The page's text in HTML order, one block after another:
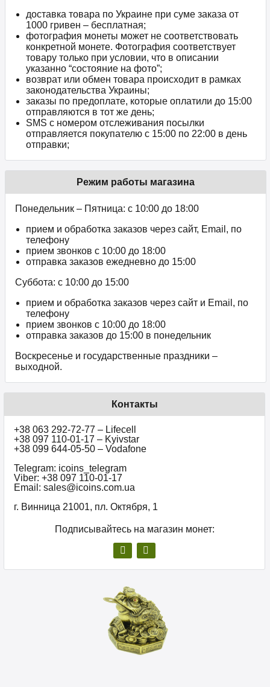
доставка товара по Украине при суме заказа от
1000 гривен – бесплатная;
фотография монеты может не соответствовать
конкретной монете. Фотография соответствует
товару только при условии, что в описании
указанно “состояние на фото”;
возврат или обмен товара происходит в рамках
законодательства Украины;
заказы по предоплате, которые оплатили до 15:00
отправляются в тот же день;
SMS с номером отслеживания посылки
отправляется покупателю с 15:00 по 22:00 в день
отправки;
Режим работы магазина
Понедельник – Пятница: с 10:00 до 18:00
прием и обработка заказов через сайт, Email, по
телефону
прием звонков c 10:00 до 18:00
отправка заказов ежедневно до 15:00
Суббота: с 10:00 до 15:00
прием и обработка заказов через сайт и Email, по
телефону
прием звонков c 10:00 до 18:00
отправка заказов до 15:00 в понедельник
Воскресенье и государственные праздники –
выходной.
Контакты
+38 063 292-72-77 – Lifecell
+38 097 110-01-17 – Kyivstar
+38 099 644-05-50 – Vodafone
Telegram: icoins_telegram
Viber: +38 097 110-01-17
Email: sales@icoins.com.ua
г. Винница 21001, пл. Октября, 1
Подписывайтесь на магазин монет: